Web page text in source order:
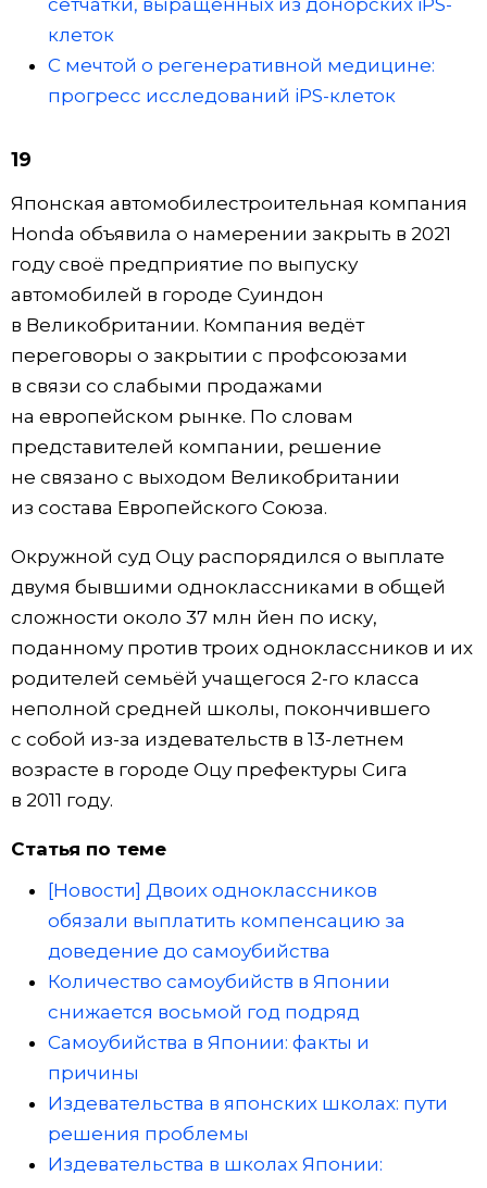
сетчатки, выращенных из донорских iPS-
клеток
C мечтой о регенеративной медицине:
прогресс исследований iPS-клеток
19
Японская автомобилестроительная компания
Honda объявила о намерении закрыть в 2021
году своё предприятие по выпуску
автомобилей в городе Суиндон
в Великобритании. Компания ведёт
переговоры о закрытии с профсоюзами
в связи со слабыми продажами
на европейском рынке. По словам
представителей компании, решение
не связано с выходом Великобритании
из состава Европейского Союза.
Окружной суд Оцу распорядился о выплате
двумя бывшими одноклассниками в общей
сложности около 37 млн йен по иску,
поданному против троих одноклассников и их
родителей семьёй учащегося 2-го класса
неполной средней школы, покончившего
с собой из-за издевательств в 13-летнем
возрасте в городе Оцу префектуры Сига
в 2011 году.
Статья по теме
[Новости] Двоих одноклассников
обязали выплатить компенсацию за
доведение до самоубийства
Количество самоубийств в Японии
снижается восьмой год подряд
Самоубийства в Японии: факты и
причины
Издевательства в японских школах: пути
решения проблемы
Издевательства в школах Японии: